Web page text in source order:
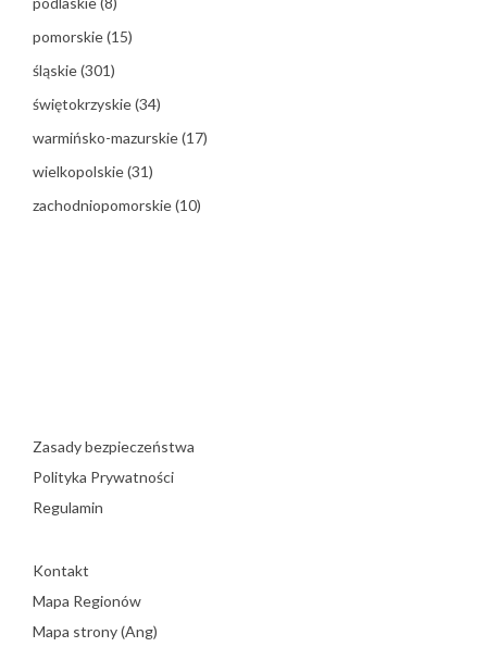
pomorskie(15)
śląskie(301)
świętokrzyskie(34)
warmińsko-mazurskie(17)
wielkopolskie(31)
zachodniopomorskie(10)
Zasady bezpieczeństwa
Polityka Prywatności
Regulamin
Kontakt
Mapa Regionów
Mapa strony (Ang)